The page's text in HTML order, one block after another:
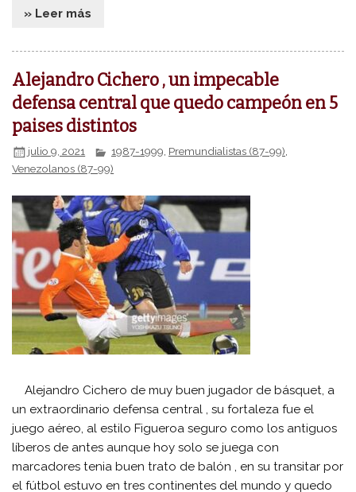
» Leer más
Alejandro Cichero , un impecable
defensa central que quedo campeón en 5
paises distintos
julio 9, 2021 1987-1999 Premundialistas (87-99)
Venezolanos (87-99)
Alejandro Cichero de muy buen jugador de básquet, a
un extraordinario defensa central , su fortaleza fue el
juego aéreo, al estilo Figueroa seguro como los antiguos
líberos de antes aunque hoy solo se juega con
marcadores tenia buen trato de balón , en su transitar por
el fútbol estuvo en tres continentes del mundo y quedo